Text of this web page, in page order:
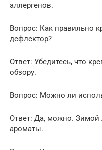
аллергенов.
Вопрос: Как правильно
дефлектор?
Ответ: Убедитесь, что
обзору.
Вопрос: Можно ли
Ответ: Да, можно. Зимой
ароматы.